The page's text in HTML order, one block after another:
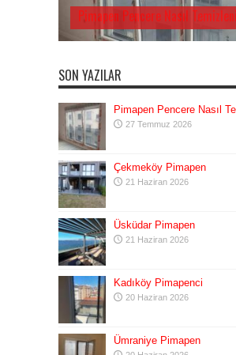
Pimapen Pencere Nasıl
SON YAZILAR
Pimapen Pencere Nasıl
27 Temmuz 2026
Çekmeköy Pimapen
21 Haziran 2026
Üsküdar Pimapen
21 Haziran 2026
Kadıköy Pimapenci
20 Haziran 2026
Ümraniye Pimapen